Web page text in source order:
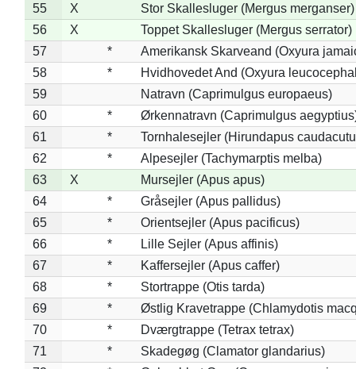
55 X
Stor Skallesluger (Mergus merganser)
56
X
Toppet Skallesluger (Mergus serrator)
57
*
Amerikansk Skarveand (Oxyura
58
*
Hvidhovedet And (Oxyura
59
Natravn (Caprimulgus europaeus)
60
*
Ørkennatravn (Caprimulgus
61
*
Tornhalesejler (Hirundapus
62
*
Alpesejler (Tachymarptis melba)
63
X
Mursejler (Apus apus)
64
*
Gråsejler (Apus pallidus)
65
*
Orientsejler (Apus pacificus)
66
*
Lille Sejler (Apus affinis)
67
*
Kaffersejler (Apus caffer)
68
*
Stortrappe (Otis tarda)
69
*
Østlig Kravetrappe (Chlamydotis
70
*
Dværgtrappe (Tetrax tetrax)
71
*
Skadegøg (Clamator glandarius)